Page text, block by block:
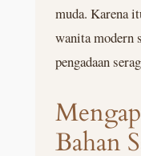
muda. Karena
wanita modern
pengadaan
Bahan